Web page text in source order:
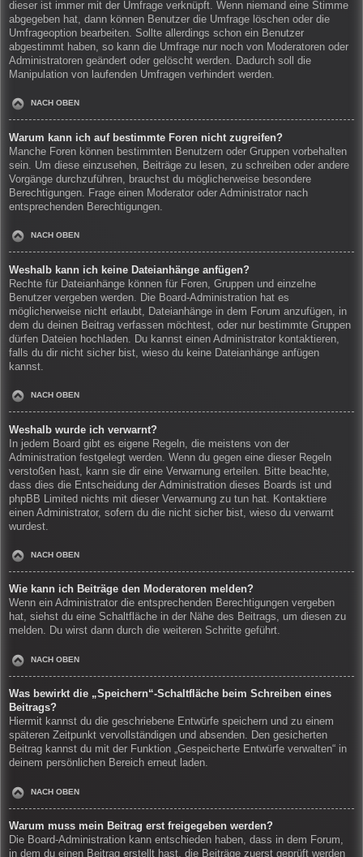
dieser ist immer mit der Umfrage verknüpft. Wenn niemand eine Stimme
abgegeben hat, dann können Benutzer die Umfrage löschen oder die
Umfrageoption bearbeiten. Sollte allerdings schon ein Benutzer
abgestimmt haben, so kann die Umfrage nur noch von Moderatoren oder
Administratoren geändert oder gelöscht werden. Dadurch soll die
Manipulation von laufenden Umfragen verhindert werden.
NACH OBEN
Warum kann ich auf bestimmte Foren nicht zugreifen?
Manche Foren können bestimmten Benutzern oder Gruppen vorbehalten
sein. Um diese einzusehen, Beiträge zu lesen, zu schreiben oder andere
Vorgänge durchzuführen, brauchst du möglicherweise besondere
Berechtigungen. Frage einen Moderator oder Administrator nach
entsprechenden Berechtigungen.
NACH OBEN
Weshalb kann ich keine Dateianhänge anfügen?
Rechte für Dateianhänge können für Foren, Gruppen und einzelne
Benutzer vergeben werden. Die Board-Administration hat es
möglicherweise nicht erlaubt, Dateianhänge in dem Forum anzufügen, in
dem du deinen Beitrag verfassen möchtest, oder nur bestimmte Gruppen
dürfen Dateien hochladen. Du kannst einen Administrator kontaktieren,
falls du dir nicht sicher bist, wieso du keine Dateianhänge anfügen
kannst.
NACH OBEN
Weshalb wurde ich verwarnt?
In jedem Board gibt es eigene Regeln, die meistens von der
Administration festgelegt werden. Wenn du gegen eine dieser Regeln
verstoßen hast, kann sie dir eine Verwarnung erteilen. Bitte beachte,
dass dies die Entscheidung der Administration dieses Boards ist und
phpBB Limited nichts mit dieser Verwarnung zu tun hat. Kontaktiere
einen Administrator, sofern du die nicht sicher bist, wieso du verwarnt
wurdest.
NACH OBEN
Wie kann ich Beiträge den Moderatoren melden?
Wenn ein Administrator die entsprechenden Berechtigungen vergeben
hat, siehst du eine Schaltfläche in der Nähe des Beitrags, um diesen zu
melden. Du wirst dann durch die weiteren Schritte geführt.
NACH OBEN
Was bewirkt die „Speichern“-Schaltfläche beim Schreiben eines
Beitrags?
Hiermit kannst du die geschriebene Entwürfe speichern und zu einem
späteren Zeitpunkt vervollständigen und absenden. Den gesicherten
Beitrag kannst du mit der Funktion „Gespeicherte Entwürfe verwalten“ in
deinem persönlichen Bereich erneut laden.
NACH OBEN
Warum muss mein Beitrag erst freigegeben werden?
Die Board-Administration kann entschieden haben, dass in dem Forum,
in dem du einen Beitrag erstellt hast, die Beiträge zuerst geprüft werden